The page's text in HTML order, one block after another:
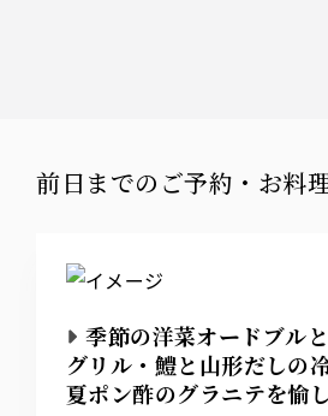
前日までのご予約・お料
季節の洋菜オードブル
グリル・鱧と山形だし
夏ポン酢のグラニテを愉